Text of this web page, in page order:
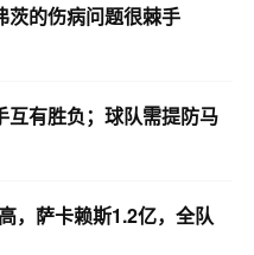
茨的伤病问题很棘手
互有胜负；球队需提防马
，萨卡赖斯1.2亿，全队